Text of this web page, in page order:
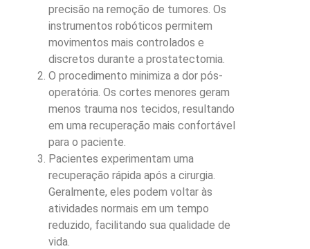
precisão na remoção de tumores. Os
instrumentos robóticos permitem
movimentos mais controlados e
discretos durante a prostatectomia.
O procedimento minimiza a dor pós-
operatória. Os cortes menores geram
menos trauma nos tecidos, resultando
em uma recuperação mais confortável
para o paciente.
Pacientes experimentam uma
recuperação rápida após a cirurgia.
Geralmente, eles podem voltar às
atividades normais em um tempo
reduzido, facilitando sua qualidade de
vida.